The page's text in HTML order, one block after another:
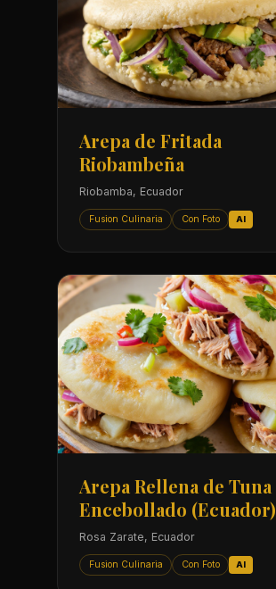
Arepa de Fritada
Riobambeña
Riobamba, Ecuador
Fusion Culinaria Con Foto AI
Arepa Rellena de Tuna
Encebollado (Ecuador)
Rosa Zarate, Ecuador
Fusion Culinaria Con Foto AI